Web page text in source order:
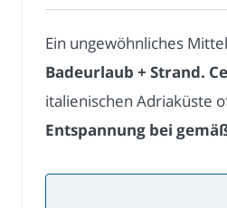
Ein ungewöhnliches
Badeurlaub + Strand.
italienischen Adriaküste
Entspannung bei